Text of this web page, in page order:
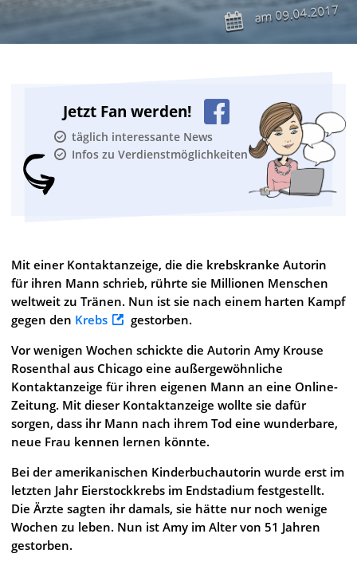
am09.04.2017
Jetzt Fan werden!
täglich interessante News
Infos zu Verdienstmöglichkeiten
Mit einer Kontaktanzeige, die die krebskranke Autorin
für ihren Mann schrieb, rührte sie Millionen Menschen
weltweit zu Tränen. Nun ist sie nach einem harten Kampf
gegen den Krebs
gestorben.
Vor wenigen Wochen schickte die Autorin Amy Krouse
Rosenthal aus Chicago eine außergewöhnliche
Kontaktanzeige für ihren eigenen Mann an eine Online-
Zeitung. Mit dieser Kontaktanzeige wollte sie dafür
sorgen, dass ihr Mann nach ihrem Tod eine wunderbare,
neue Frau kennen lernen könnte.
Bei der amerikanischen Kinderbuchautorin wurde erst im
letzten Jahr Eierstockkrebs im Endstadium festgestellt.
Die Ärzte sagten ihr damals, sie hätte nur noch wenige
Wochen zu leben. Nun ist Amy im Alter von 51 Jahren
gestorben.